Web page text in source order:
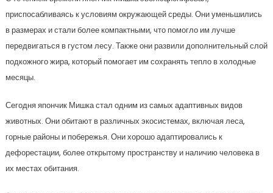
приспосабливаясь к условиям окружающей среды. Они уменьшились
в размерах и стали более компактными, что помогло им лучше
передвигаться в густом лесу. Также они развили дополнительный слой
подкожного жира, который помогает им сохранять тепло в холодные
месяцы.
Сегодня япончик Мишка стал одним из самых адаптивных видов
животных. Они обитают в различных экосистемах, включая леса,
горные районы и побережья. Они хорошо адаптировались к
дефорестации, более открытому пространству и наличию человека в
их местах обитания.